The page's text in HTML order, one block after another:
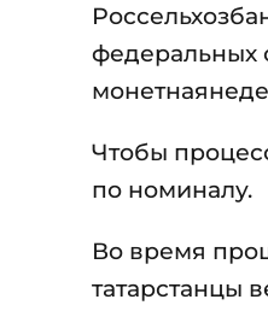
федеральных
Чтобы
по номиналу.
Во время
татарстанцы